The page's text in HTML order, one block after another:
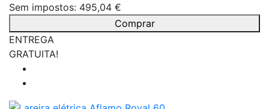
Sem impostos: 495,04 €
Comprar
ENTREGA
GRATUITA!